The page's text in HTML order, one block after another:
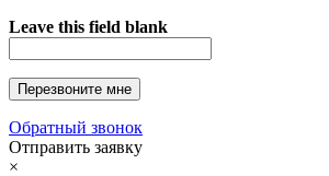
Leave this field blank
Обратный звонок
Отправить заявку
×